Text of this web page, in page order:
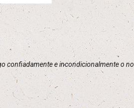
confiadamente e incondicionalmente o no.